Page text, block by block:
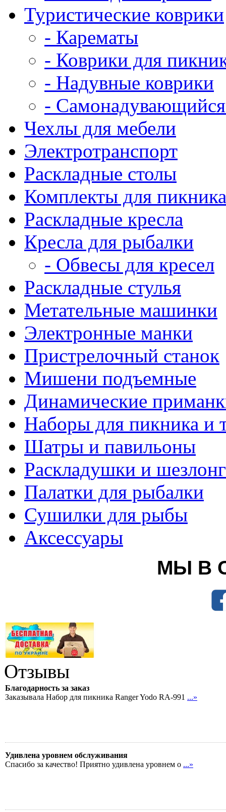
Туристические коврики
- Карематы
- Коврики для
- Надувные коврики
-
Чехлы для мебели
Электротранспорт
Раскладные столы
Комплекты для пикника
Раскладные кресла
Кресла для рыбалки
- Обвесы для кресел
Раскладные стулья
Метательные машинки
Электронные манки
Пристрелочный станок
Мишени подъемные
Динамические
Наборы для пикника и
Шатры и павильоны
Раскладушки и
Палатки для рыбалки
Сушилки для рыбы
Аксессуары
МЫ В
Отзывы
Благодарность за заказ
Заказывала Набор для пикника Ranger Yodo RA-991 ...»
Удивлена уровнем обслуживания
Спасибо за качество! Приятно удивлена уровнем о ...»